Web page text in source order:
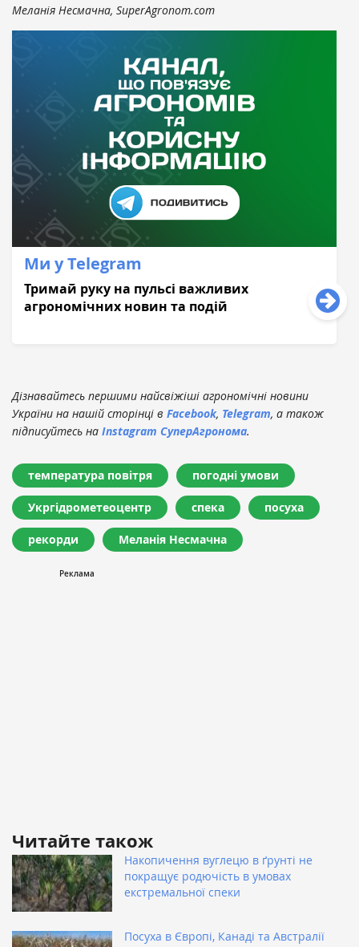
Меланія Несмачна, SuperAgronom.com
Ми у Telegram
Тримай руку на пульсі важливих
агрономічних новин та подій
Дізнавайтесь першими найсвіжіші агрономічні новини
України на нашій сторінці в Facebook, Telegram, а також
підписуйтесь на Instagram СуперАгронома.
температура повітря погодні умови
Укргідрометеоцентр спека посуха
рекорди Меланія Несмачна
Читайте також
Накопичення вуглецю в ґрунті не
покращує родючість в умовах
екстремальної спеки
Посуха в Європі, Канаді та Австралії